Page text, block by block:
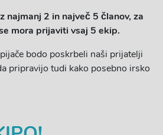
najmanj 2 in največ 5 članov, za
mora prijaviti vsaj 5 ekip.
bodo poskrbeli naši prijatelji
pripravijo tudi kako posebno irsko